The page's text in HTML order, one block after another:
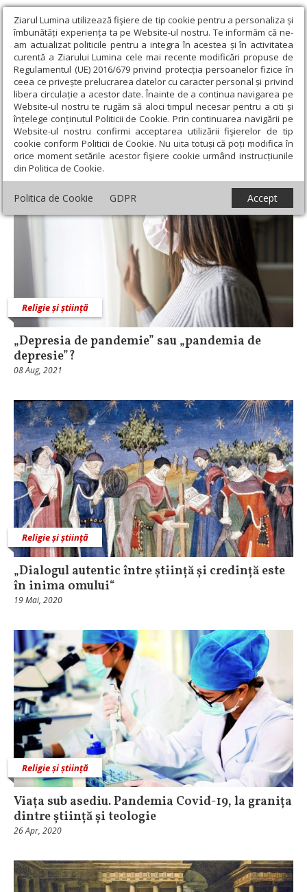
Ziarul Lumina utilizează fişiere de tip cookie pentru a personaliza și
îmbunătăți experiența ta pe Website-ul nostru. Te informăm că ne-
am actualizat politicile pentru a integra în acestea și în activitatea
curentă a Ziarului Lumina cele mai recente modificări propuse de
Regulamentul (UE) 2016/679 privind protecția persoanelor fizice în
ceea ce privește prelucrarea datelor cu caracter personal și privind
libera circulație a acestor date. Înainte de a continua navigarea pe
Website-ul nostru te rugăm să aloci timpul necesar pentru a citi și
înțelege conținutul Politicii de Cookie. Prin continuarea navigării pe
Website-ul nostru confirmi acceptarea utilizării fişierelor de tip
cookie conform Politicii de Cookie. Nu uita totuși că poți modifica în
orice moment setările acestor fişiere cookie urmând instrucțiunile
din Politica de Cookie.
Politica de Cookie GDPR Accept
Ziarul Lumina › Societate › Religie și știință
Religie și știință
Religie și știință
„Depresia de pandemie” sau „pandemia de
depresie”?
08 Aug, 2021
Religie și știință
„Dialogul autentic între știință și credință este
în inima omului“
19 Mai, 2020
Religie și știință
Viața sub asediu. Pandemia Covid-19, la granița
dintre știință și teologie
26 Apr, 2020